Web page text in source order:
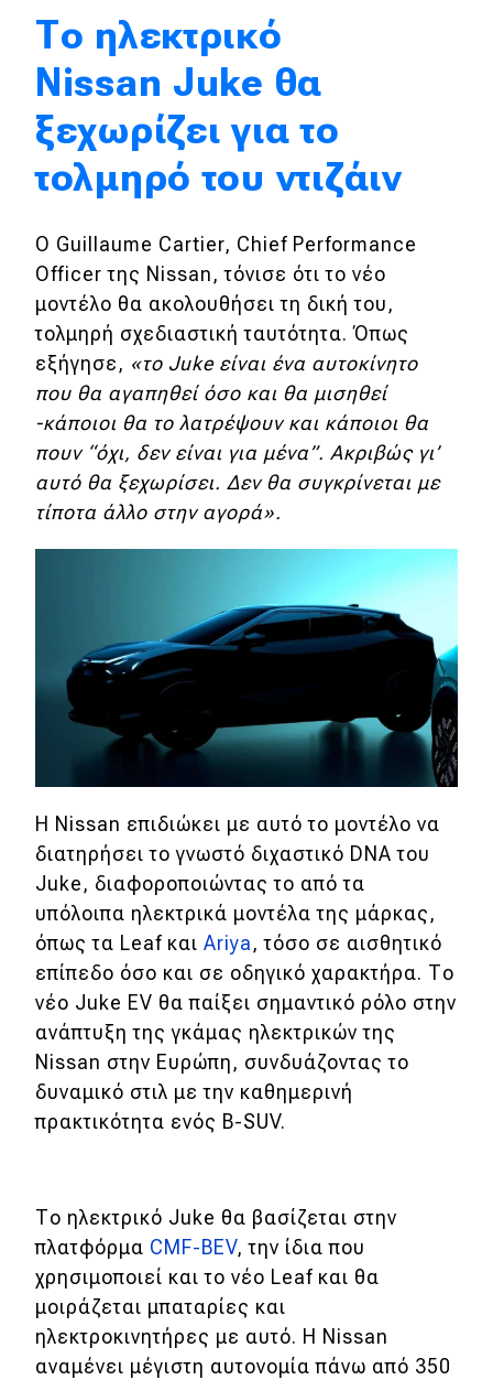
Test Drive
Δοκιμή
Αποστολή
Συγκρίνουμε
Αγώνες
Formula 1
WRC
Motorsport
Eco
Νέα
Σταθμοί φόρτισης
Classic
DRIVE Away
MOTO
Μεταχειρισμένο
Οδηγός αγοράς
Συμβουλές
Συμβουλές
ΚΤΕΟ
Οδική βοήθεια
Το ηλεκτρικό
Nissan Juke θα
ξεχωρίζει για το
τολμηρό του ντιζάιν
Ο Guillaume Cartier, Chief Performance
Officer της Nissan, τόνισε ότι το νέο
μοντέλο θα ακολουθήσει τη δική του,
τολμηρή σχεδιαστική ταυτότητα. Όπως
εξήγησε, «το Juke είναι ένα αυτοκίνητο
που θα αγαπηθεί όσο και θα μισηθεί
-κάποιοι θα το λατρέψουν και κάποιοι θα
πουν “όχι, δεν είναι για μένα”. Ακριβώς γι’
αυτό θα ξεχωρίσει. Δεν θα συγκρίνεται με
τίποτα άλλο στην αγορά».
Η Nissan επιδιώκει με αυτό το μοντέλο να
διατηρήσει το γνωστό διχαστικό DNA του
Juke, διαφοροποιώντας το από τα
υπόλοιπα ηλεκτρικά μοντέλα της μάρκας,
όπως τα Leaf και Ariya, τόσο σε αισθητικό
επίπεδο όσο και σε οδηγικό χαρακτήρα. Το
νέο Juke EV θα παίξει σημαντικό ρόλο στην
ανάπτυξη της γκάμας ηλεκτρικών της
Nissan στην Ευρώπη, συνδυάζοντας το
δυναμικό στιλ με την καθημερινή
πρακτικότητα ενός Β-SUV.
Το ηλεκτρικό Juke θα βασίζεται στην
πλατφόρμα CMF-BEV, την ίδια που
χρησιμοποιεί και το νέο Leaf και θα
μοιράζεται μπαταρίες και
ηλεκτροκινητήρες με αυτό. Η Nissan
αναμένει μέγιστη αυτονομία πάνω από 350